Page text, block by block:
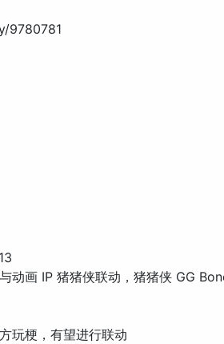
9780781
动画 IP 猪猪侠联动，猪猪侠 GG
玩梗，有望进行联动